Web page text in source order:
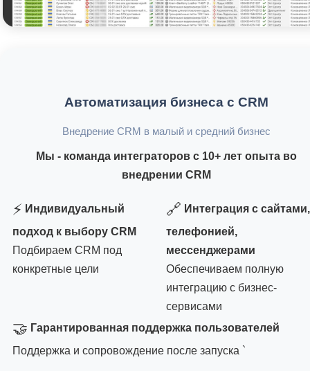
Автоматизация бизнеса с CRM
Внедрение CRM в малый и средний бизнес
Мы - команда интеграторов с 10+ лет опыта во
внедрении CRM
⚡ Индивидуальный
подход к выбору CRM
Подбираем CRM под
конкретные цели
🔗 Интеграция с сайтами,
телефонией,
мессенджерами
Обеспечиваем полную
интеграцию с бизнес-
сервисами
🤝 Гарантированная поддержка пользователей
Поддержка и сопровождение после запуска `